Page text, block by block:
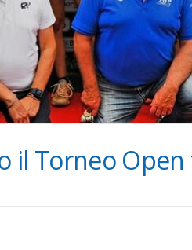
il Torneo